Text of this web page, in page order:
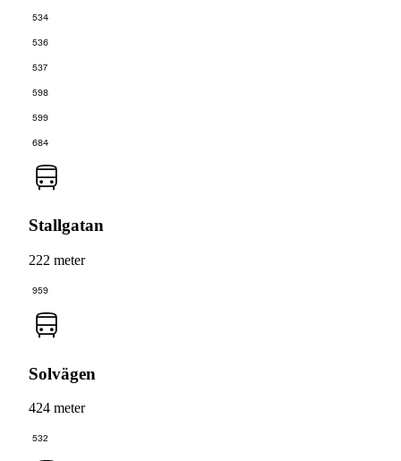
534
536
537
598
599
684
Stallgatan
222 meter
959
Solvägen
424 meter
532